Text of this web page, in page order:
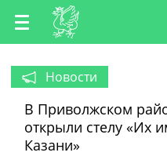
RU
EN
Новости
В Приволжском
открыли стелу «Их
Казани»